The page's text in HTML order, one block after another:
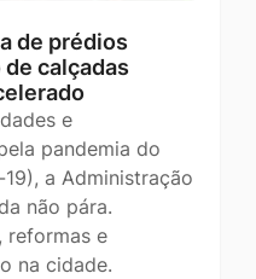
de prédios
calçadas
e
pandemia do
a Administração
não pára.
reformas e
na cidade.